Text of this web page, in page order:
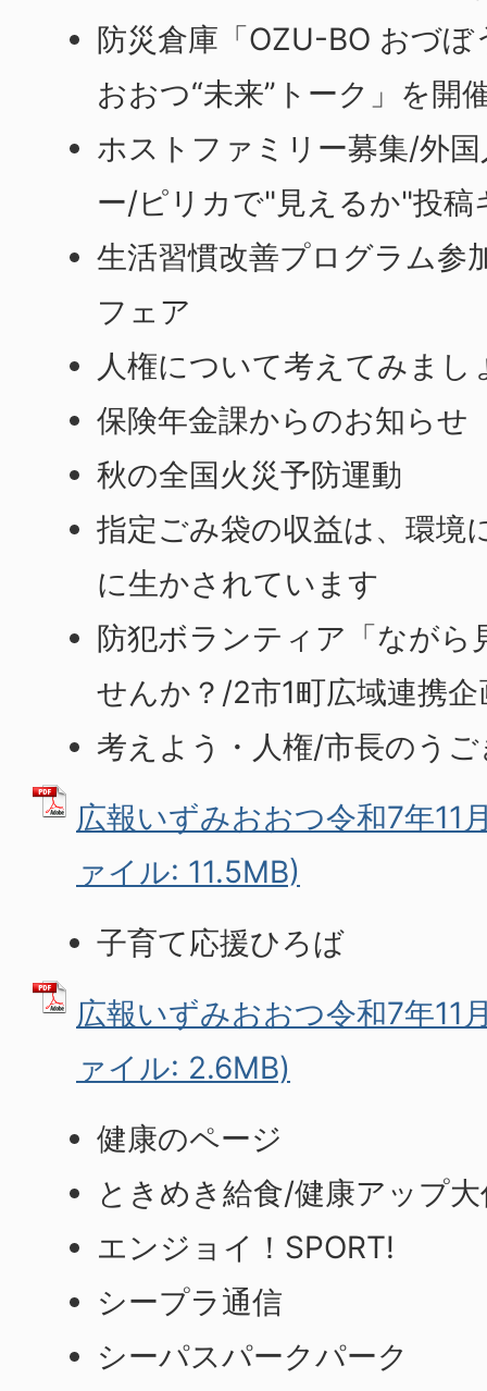
防災倉庫「OZU-BO おづ
おおつ“未来”トーク」を開
ホストファミリー募集/外
ー/ピリカで"見えるか"投稿
生活習慣改善プログラム参
フェア
人権について考えてみまし
保険年金課からのお知らせ
秋の全国火災予防運動
指定ごみ袋の収益は、環境
に生かされています
防犯ボランティア「ながら
せんか？/2市1町広域連携企
考えよう・人権/市長のう
広報いずみおおつ令和7年11
ァイル: 11.5MB)
子育て応援ひろば
広報いずみおおつ令和7年11
ァイル: 2.6MB)
健康のページ
ときめき給食/健康アップ
エンジョイ！SPORT!
シープラ通信
シーパスパークパーク